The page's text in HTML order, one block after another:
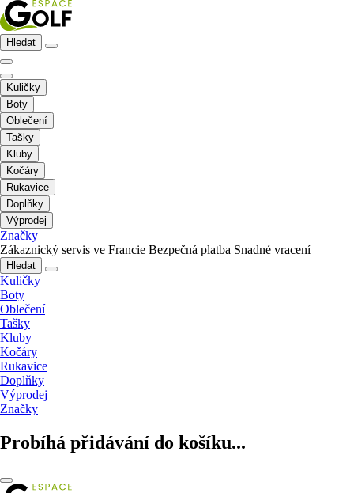
Hledat
Kuličky
Boty
Oblečení
Tašky
Kluby
Kočáry
Rukavice
Doplňky
Výprodej
Značky
Zákaznický servis ve Francie Bezpečná platba Snadné vracení
Hledat
Kuličky
Boty
Oblečení
Tašky
Kluby
Kočáry
Rukavice
Doplňky
Výprodej
Značky
Probíhá přidávání do košíku...